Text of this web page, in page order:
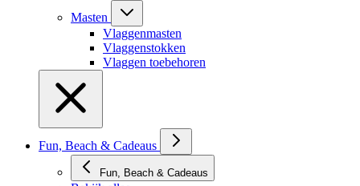
Masten
Vlaggenmasten
Vlaggenstokken
Vlaggen toebehoren
Fun, Beach & Cadeaus
Fun, Beach & Cadeaus